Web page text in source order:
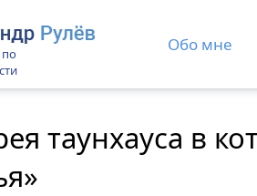
по
Обо мне
таунхауса в